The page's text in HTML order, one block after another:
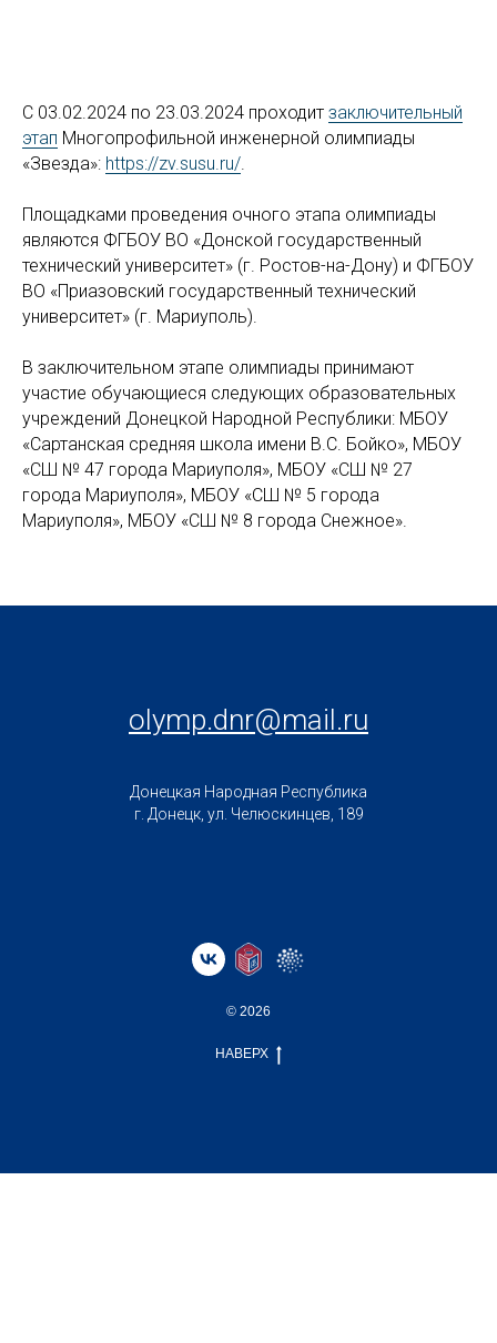
С 03.02.2024 по 23.03.2024 проходит заключительный
этап Многопрофильной инженерной олимпиады
«Звезда»: https://zv.susu.ru/.
Площадками проведения очного этапа олимпиады
являются ФГБОУ ВО «Донской государственный
технический университет» (г. Ростов-на-Дону) и ФГБОУ
ВО «Приазовский государственный технический
университет» (г. Мариуполь).
В заключительном этапе олимпиады принимают
участие обучающиеся следующих образовательных
учреждений Донецкой Народной Республики: МБОУ
«Сартанская средняя школа имени В.С. Бойко», МБОУ
«СШ № 47 города Мариуполя», МБОУ «СШ № 27
города Мариуполя», МБОУ «СШ № 5 города
Мариуполя», МБОУ «СШ № 8 города Снежное».
olymp.dnr@mail.ru
Донецкая Народная Республика
г. Донецк, ул. Челюскинцев, 189
© 2026
НАВЕРХ